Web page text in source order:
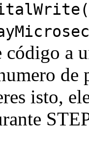
código a
de
isto,